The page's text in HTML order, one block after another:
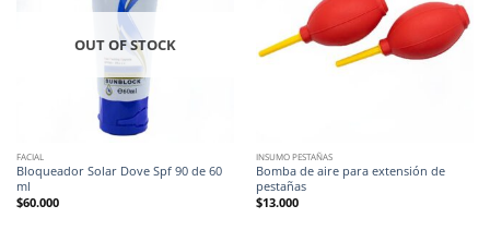
OUT OF STOCK
FACIAL
Bloqueador Solar Dove Spf 90 de 60
ml
$60.000
INSUMO PESTAÑAS
Bomba de aire para extensión de
pestañas
$13.000